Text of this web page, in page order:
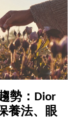
勢：Dior
養法、眼